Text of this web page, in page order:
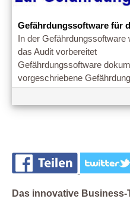
Gefährdungssoftware für
In der
das Audit vorbereitet
Gefährdungssoftware
vorgeschriebene
Das innovative